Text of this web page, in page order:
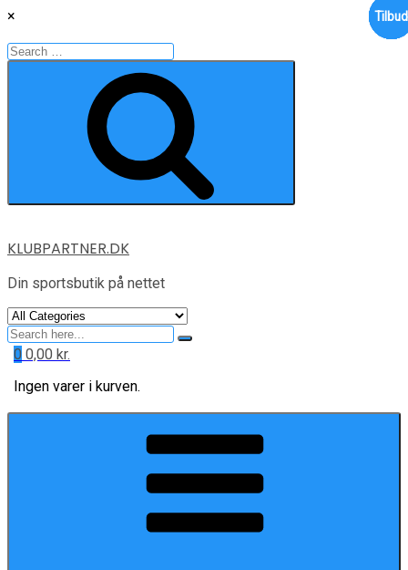
×
Search
for:
Skip
content
KLUBPARTNER.DK
Din sportsbutik på nettet
Search
for
0 0,00 kr.
Ingen varer i kurven.
Tilbud
Tilbud
Tilbud
Tilbud
Tilbud
Tilbud
Tilbud